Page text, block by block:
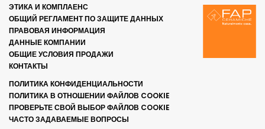
ЭТИКА И КОМПЛАЕНС
ОБЩИЙ РЕГЛАМЕНТ ПО ЗАЩИТЕ ДАННЫХ
ПРАВОВАЯ ИНФОРМАЦИЯ
ДАННЫЕ КОМПАНИИ
ОБЩИЕ УСЛОВИЯ ПРОДАЖИ
КОНТАКТЫ
ПОЛИТИКА КОНФИДЕНЦИАЛЬНОСТИ
ПОЛИТИКА В ОТНОШЕНИИ ФАЙЛОВ COOKIE
ПРОВЕРЬТЕ СВОЙ ВЫБОР ФАЙЛОВ COOKIE
ЧАСТО ЗАДАВАЕМЫЕ ВОПРОСЫ